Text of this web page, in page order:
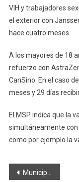
VIH y trabajadores
el exterior con
hace cuatro meses.
A los mayores de 18
refuerzo con
CanSino. En el caso
meses y 29 días
El MSP indica que la
simultáneamente
como por ejemplo la
Navegación
Municipio de Riobamba, entregó alcantarillado sanitario en la Comunidad Tzimbuto